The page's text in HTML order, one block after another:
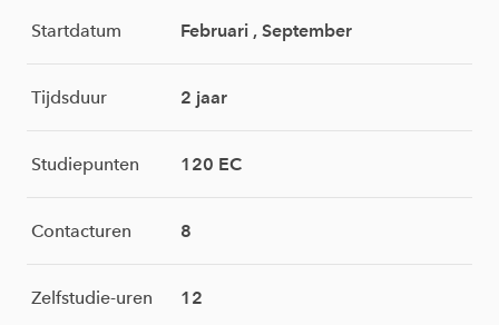
Startdatum Februari , September
Tijdsduur 2 jaar
Studiepunten 120 EC
Contacturen 8
Zelfstudie-uren 12